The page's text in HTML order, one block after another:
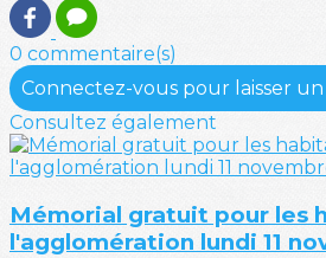
0 commentaire(s)
Connectez-vous pour laisser
Consultez également
Mémorial gratuit pour les
l'agglomération lundi 11